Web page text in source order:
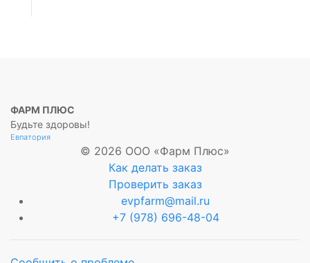
ФАРМ ПЛЮС
Будьте здоровы!
Евпатория
© 2026 ООО «Фарм Плюс»
Как делать заказ
Проверить заказ
evpfarm@mail.ru
+7 (978) 696-48-04